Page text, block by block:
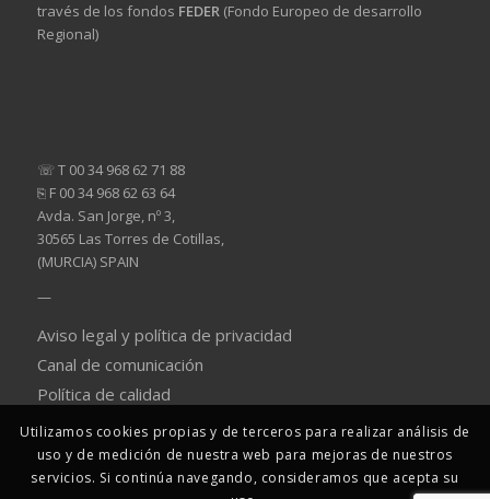
través de los fondos FEDER(Fondo Europeo de desarrollo
Regional)
☏ T 00 34 968 62 71 88
⎘ F 00 34 968 62 63 64
Avda. San Jorge, nº 3,
30565 Las Torres de Cotillas,
(MURCIA) SPAIN
—
Aviso legal y política de privacidad
Canal de comunicación
Política de calidad
Utilizamos cookies propias y de terceros para realizar análisis de
uso y de medición de nuestra web para mejoras de nuestros
servicios. Si continúa navegando, consideramos que acepta su